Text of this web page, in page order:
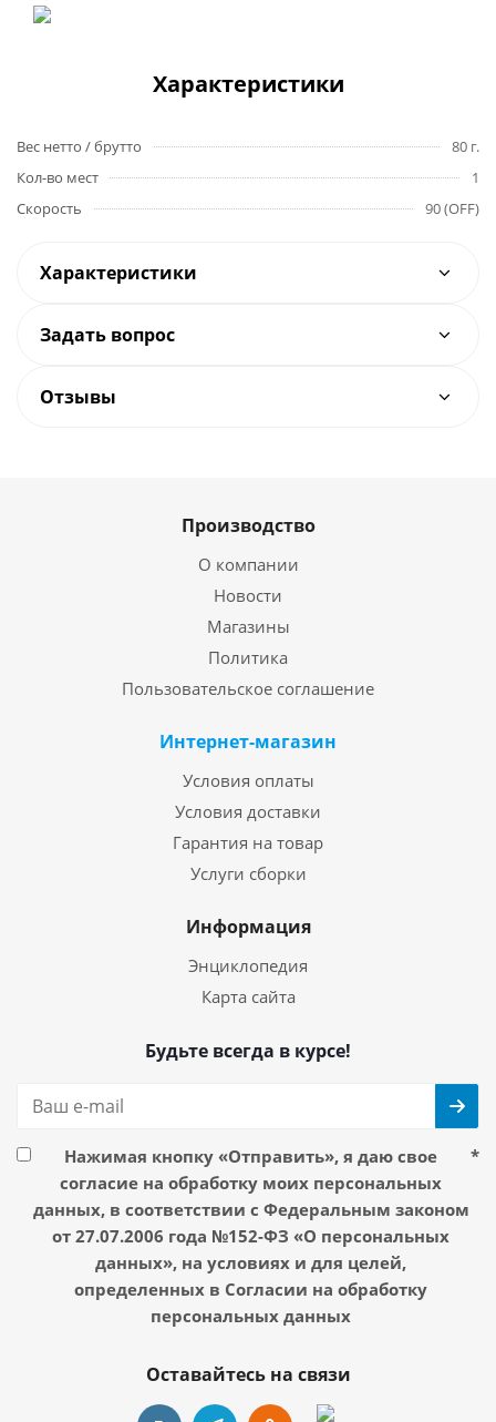
Характеристики
Вес нетто / брутто
80 г.
Кол-во мест
1
Скорость
90 (OFF)
Характеристики
Задать вопрос
Отзывы
Производство
О компании
Новости
Магазины
Политика
Пользовательское соглашение
Интернет-магазин
Условия оплаты
Условия доставки
Гарантия на товар
Услуги сборки
Информация
Энциклопедия
Карта сайта
Будьте всегда в курсе!
Нажимая кнопку «Отправить», я даю свое
согласие на обработку моих персональных
данных, в соответствии с Федеральным законом
от 27.07.2006 года №152-ФЗ «О персональных
данных», на условиях и для целей,
определенных в Согласии на обработку
персональных данных
*
Оставайтесь на связи